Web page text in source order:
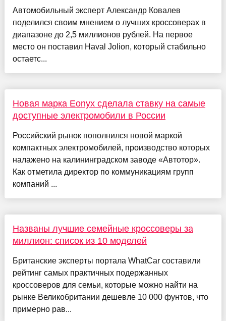
Автомобильный эксперт Александр Ковалев
поделился своим мнением о лучших кроссоверах в
диапазоне до 2,5 миллионов рублей. На первое
место он поставил Haval Jolion, который стабильно
остаетс...
Новая марка Eonyx сделала ставку на самые
доступные электромобили в России
Российский рынок пополнился новой маркой
компактных электромобилей, производство которых
налажено на калининградском заводе «Автотор».
Как отметила директор по коммуникациям групп
компаний ...
Названы лучшие семейные кроссоверы за
миллион: список из 10 моделей
Британские эксперты портала WhatCar составили
рейтинг самых практичных подержанных
кроссоверов для семьи, которые можно найти на
рынке Великобритании дешевле 10 000 фунтов, что
примерно рав...